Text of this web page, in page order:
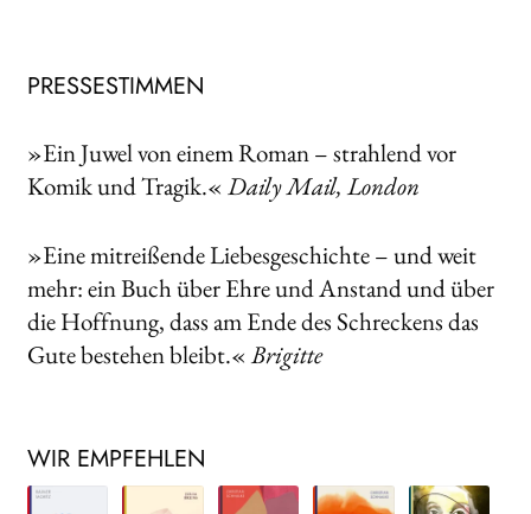
PRESSESTIMMEN
»Ein Juwel von einem Roman – strahlend vor
Komik und Tragik.« Daily Mail, London
»Eine mitreißende Liebesgeschichte – und weit
mehr: ein Buch über Ehre und Anstand und über
die Hoffnung, dass am Ende des Schreckens das
Gute bestehen bleibt.«Brigitte
WIR EMPFEHLEN